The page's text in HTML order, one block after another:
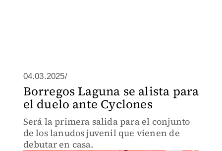
04.03.2025/
Borregos Laguna se alista para
el duelo ante Cyclones
Será la primera salida para el conjunto
de los lanudos juvenil que vienen de
debutar en casa.